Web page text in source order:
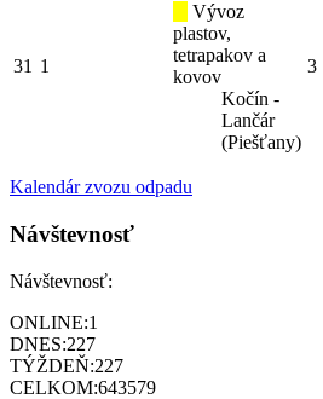
31 1
Vývoz
plastov,
tetrapakov a
kovov
Kočín -
Lančár
(Piešťany)
3
Kalendár zvozu odpadu
Návštevnosť
Návštevnosť:
ONLINE:1
DNES:227
TÝŽDEŇ:227
CELKOM:643579